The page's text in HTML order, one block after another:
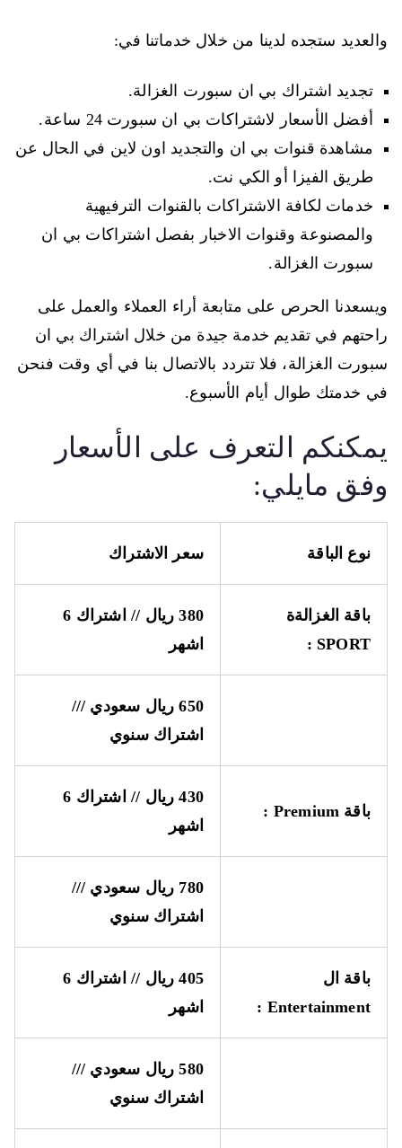
والعديد ستجده لدينا من خلال خدماتنا في:
تجديد اشتراك بي ان سبورت الغزالة.
أفضل الأسعار لاشتراكات بي ان سبورت 24 ساعة.
مشاهدة قنوات بي ان والتجديد اون لاين في الحال عن
طريق الفيزا أو الكي نت.
خدمات لكافة الاشتراكات بالقنوات الترفيهية
والمصنوعة وقنوات الاخبار بفصل اشتراكات بي ان
سبورت الغزالة.
ويسعدنا الحرص على متابعة أراء العملاء والعمل على
راحتهم في تقديم خدمة جيدة من خلال اشتراك بي ان
سبورت الغزالة، فلا تتردد بالاتصال بنا في أي وقت فنحن
في خدمتك طوال أيام الأسبوع.
يمكنكم التعرف على الأسعار
وفق مايلي:
نوع الباقة سعر الاشتراك
باقة الغزالةة
SPORT
:
380 ريال // اشتراك 6
اشهر
650 ريال سعودي ///
اشتراك سنوي
باقة Premium
:
430 ريال // اشتراك 6
اشهر
780 ريال سعودي ///
اشتراك سنوي
باقة ال
Entertainment
:
405 ريال // اشتراك 6
اشهر
580 ريال سعودي ///
اشتراك سنوي